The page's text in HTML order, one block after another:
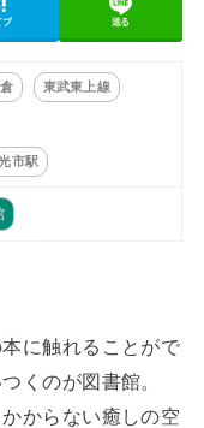
ブ 送る
東武東上線
市駅
に触れることがで
くのが図書館。
からない癒しの空